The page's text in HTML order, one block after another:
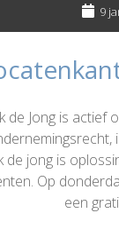
9
de Jong is actief
de jong is
Op
een